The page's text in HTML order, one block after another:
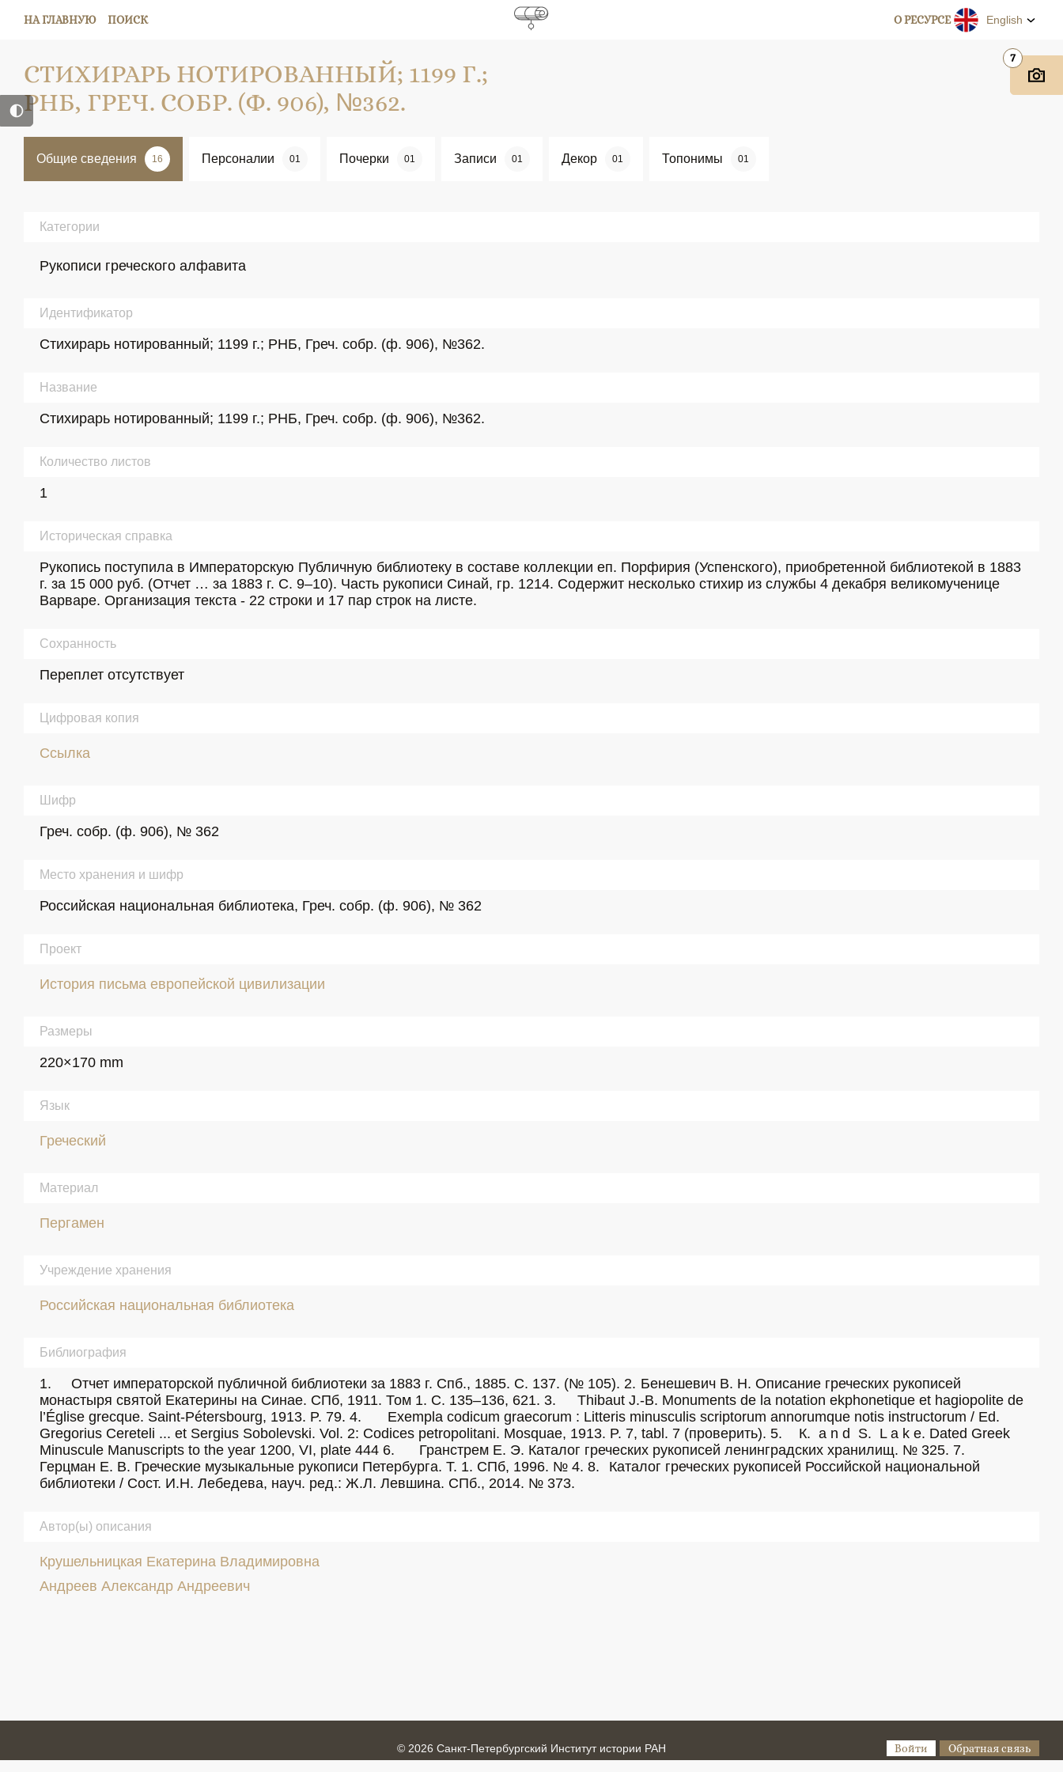
НА ГЛАВНУЮ ПОИСК О РЕСУРСЕ English
СТИХИРАРЬ НОТИРОВАННЫЙ; 1199 Г.;
РНБ, ГРЕЧ. СОБР. (Ф. 906), №362.
Общие сведения 16 Персоналии 01 Почерки 01 Записи 01 Декор 01 Топонимы 01
Категории
Рукописи греческого алфавита
Идентификатор
Стихирарь нотированный; 1199 г.; РНБ, Греч. собр. (ф. 906), №362.
Название
Стихирарь нотированный; 1199 г.; РНБ, Греч. собр. (ф. 906), №362.
Количество листов
1
Историческая справка
Рукопись поступила в Императорскую Публичную библиотеку в составе коллекции еп. Порфирия (Успенского), приобретенной библиотекой в 1883
г. за 15 000 руб. (Отчет … за 1883 г. С. 9–10). Часть рукописи Синай, гр. 1214. Содержит несколько стихир из службы 4 декабря великомученице
Варваре. Организация текста - 22 строки и 17 пар строк на листе.
Сохранность
Переплет отсутствует
Цифровая копия
Ссылка
Шифр
Греч. собр. (ф. 906), № 362
Место хранения и шифр
Российская национальная библиотека, Греч. собр. (ф. 906), № 362
Проект
История письма европейской цивилизации
Размеры
220×170 mm
Язык
Греческий
Материал
Пергамен
Учреждение хранения
Российская национальная библиотека
Библиография
1.	Отчет императорской публичной библиотеки за 1883 г. Спб., 1885. С. 137. (№ 105). 2.	Бенешевич В. Н. Описание греческих рукописей
монастыря святой Екатерины на Синае. СПб, 1911. Том 1. С. 135–136, 621. 3.	Thibaut J.-B. Monuments de la notation ekphonetique et hagiopolite de
l’Église grecque. Saint-Pétersbourg, 1913. P. 79. 4.	Exempla codicum graecorum : Litteris minusculis scriptorum annorumque notis instructorum / Ed.
Gregorius Cereteli ... et Sergius Sobolevski. Vol. 2: Codices petropolitani. Mosquae, 1913. P. 7, tabl. 7 (проверить). 5.	К.  a n d  S.  L a k e. Dated Greek
Minuscule Manuscripts to the year 1200, VI, plate 444 6.	Гранстрем Е. Э. Каталог греческих рукописей ленинградских хранилищ. № 325. 7.
Герцман Е. В. Греческие музыкальные рукописи Петербурга. Т. 1. СПб, 1996. № 4. 8.	Каталог греческих рукописей Российской национальной
библиотеки / Сост. И.Н. Лебедева, науч. ред.: Ж.Л. Левшина. СПб., 2014. № 373.
Автор(ы) описания
Крушельницкая Екатерина Владимировна
Андреев Александр Андреевич
7
© 2026 Санкт-Петербургский Институт истории РАН Войти Обратная связь